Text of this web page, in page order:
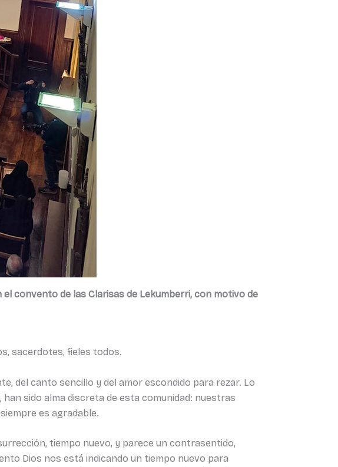
convento de las Clarisas de Lekumberri, con motivo de
sacerdotes, fieles todos.
del canto sencillo y del amor escondido para rezar. Lo
sido alma discreta de esta comunidad: nuestras
es agradable.
tiempo nuevo, y parece un contrasentido,
Dios nos está indicando un tiempo nuevo para